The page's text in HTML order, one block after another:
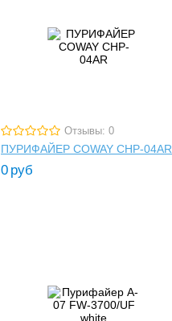
Отзывы: 0
ПУРИФАЙЕР COWAY CHP-04AR
0 руб